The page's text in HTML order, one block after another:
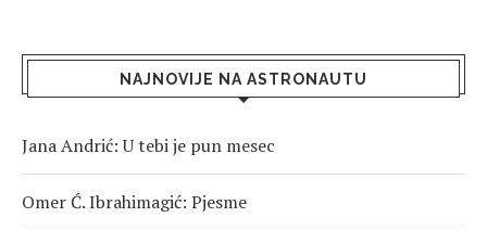
NAJNOVIJE NA ASTRONAUTU
Jana Andrić: U tebi je pun mesec
Omer Ć. Ibrahimagić: Pjesme